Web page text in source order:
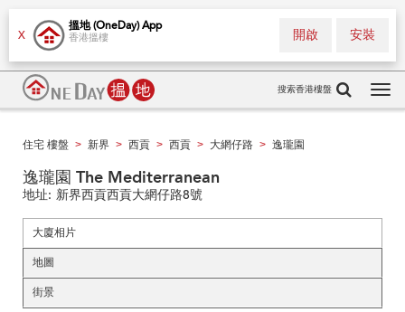
X
搵地 (OneDay) App
香港搵樓 安裝
開啟
搜索香港樓盤
住宅 樓盤 > 新界 > 西貢 > 西貢 > 大網仔路 > 逸瓏園
逸瓏園 The Mediterranean
地址: 新界西貢西貢大網仔路8號
大廈相片
地圖
街景